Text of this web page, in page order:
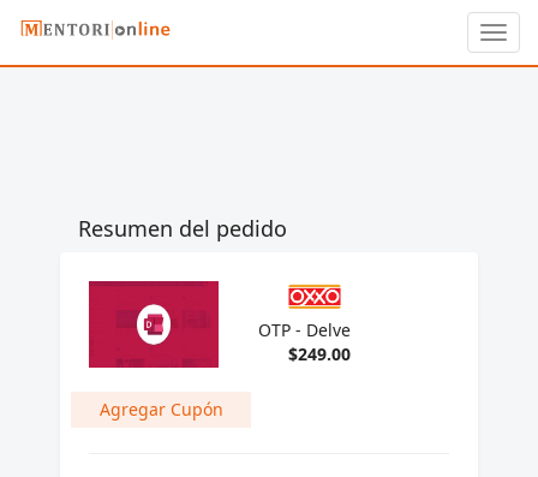
Resumen del pedido
OTP - Delve
$249.00